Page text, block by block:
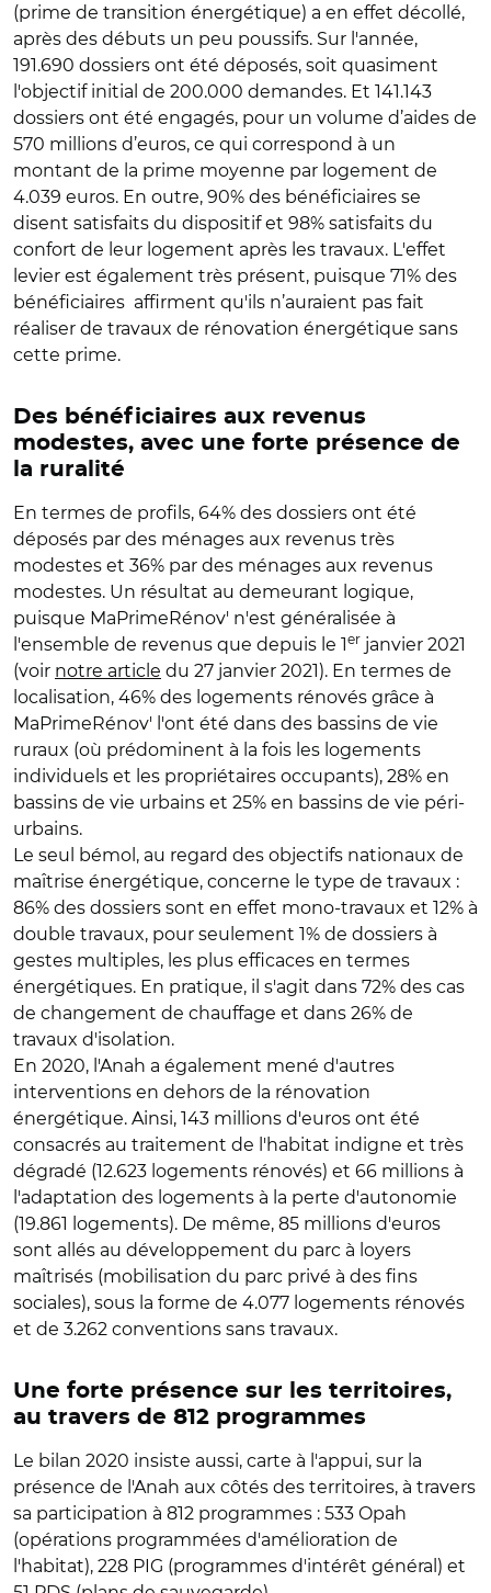
(prime de transition énergétique) a en effet décollé,
après des débuts un peu poussifs. Sur l'année,
191.690 dossiers ont été déposés, soit quasiment
l'objectif initial de 200.000 demandes. Et 141.143
dossiers ont été engagés, pour un volume d’aides de
570 millions d’euros, ce qui correspond à un
montant de la prime moyenne par logement de
4.039 euros. En outre, 90% des bénéficiaires se
disent satisfaits du dispositif et 98% satisfaits du
confort de leur logement après les travaux. L'effet
levier est également très présent, puisque 71% des
bénéficiaires affirment qu'ils n’auraient pas fait
réaliser de travaux de rénovation énergétique sans
cette prime.
Des bénéficiaires aux revenus
modestes, avec une forte présence de
la ruralité
En termes de profils, 64% des dossiers ont été
déposés par des ménages aux revenus très
modestes et 36% par des ménages aux revenus
modestes. Un résultat au demeurant logique,
puisque MaPrimeRénov' n'est généralisée à
l'ensemble de revenus que depuis le 1er janvier 2021
(voir notre article du 27 janvier 2021). En termes de
localisation, 46% des logements rénovés grâce à
MaPrimeRénov' l'ont été dans des bassins de vie
ruraux (où prédominent à la fois les logements
individuels et les propriétaires occupants), 28% en
bassins de vie urbains et 25% en bassins de vie péri-
urbains.
Le seul bémol, au regard des objectifs nationaux de
maîtrise énergétique, concerne le type de travaux :
86% des dossiers sont en effet mono-travaux et 12% à
double travaux, pour seulement 1% de dossiers à
gestes multiples, les plus efficaces en termes
énergétiques. En pratique, il s'agit dans 72% des cas
de changement de chauffage et dans 26% de
travaux d'isolation.
En 2020, l'Anah a également mené d'autres
interventions en dehors de la rénovation
énergétique. Ainsi, 143 millions d'euros ont été
consacrés au traitement de l'habitat indigne et très
dégradé (12.623 logements rénovés) et 66 millions à
l'adaptation des logements à la perte d'autonomie
(19.861 logements). De même, 85 millions d'euros
sont allés au développement du parc à loyers
maîtrisés (mobilisation du parc privé à des fins
sociales), sous la forme de 4.077 logements rénovés
et de 3.262 conventions sans travaux.
Une forte présence sur les territoires,
au travers de 812 programmes
Le bilan 2020 insiste aussi, carte à l'appui, sur la
présence de l'Anah aux côtés des territoires, à travers
sa participation à 812 programmes : 533 Opah
(opérations programmées d'amélioration de
l'habitat), 228 PIG (programmes d'intérêt général) et